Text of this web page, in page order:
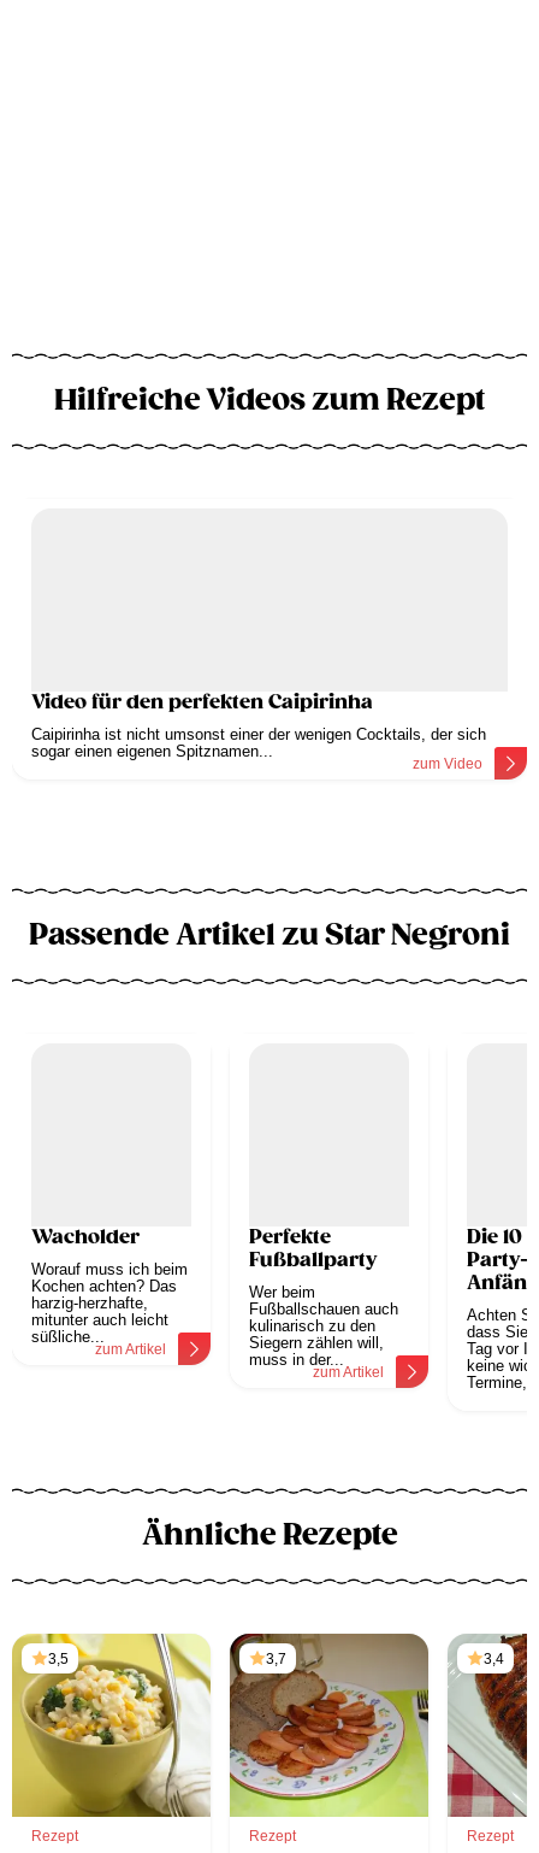
Hilfreiche Videos zum Rezept
Video für den perfekten Caipirinha
Caipirinha ist nicht umsonst einer der wenigen Cocktails, der sich
sogar einen eigenen Spitznamen...
zum Video
Passende Artikel zu Star Negroni
Wacholder
Worauf muss ich beim
Kochen achten? Das
harzig-herzhafte,
mitunter auch leicht
süßliche...
zum Artikel
Perfekte
Fußballparty
Wer beim
Fußballschauen auch
kulinarisch zu den
Siegern zählen will,
muss in der...
zum Artikel
Die 10
Party-
Achten
dass Sie
Tag vor
keine
Termine,
Ähnliche Rezepte
3,5
Rezept
3,7
Rezept
3,4
Rezept